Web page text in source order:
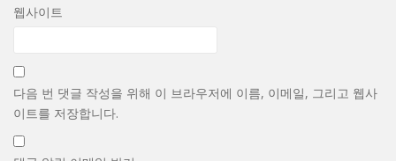
웹사이트
다음 번 댓글 작성을 위해 이 브라우저에 이름, 이메일, 그리고 웹사
이트를 저장합니다.